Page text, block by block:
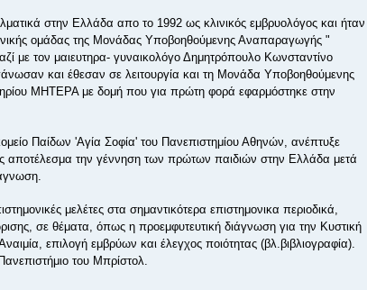
στην Ελλάδα απο το 1992 ως κλινικός εμβρυολόγος και ήταν
ομάδας της Μονάδας Υποβοηθούμενης Αναπαραγωγής "
με τον μαιευτηρα- γυναικολόγο Δημητρόπουλο Κωνσταντίνο
και έθεσαν σε λειτουργία και τη Μονάδα Υποβοηθούμενης
ΜΗΤΕΡΑ με δομή που για πρώτη φορά εφαρμόστηκε στην
Παίδων 'Αγία Σοφία' του Πανεπιστημίου Αθηνών, ανέπτυξε
αποτέλεσμα την γέννηση των πρώτων παιδιών στην Ελλάδα μετά
μελέτες στα σημαντικότερα επιστημονικα περιοδικά,
σε θέματα, όπως η προεμφυτευτική διάγνωση για την Κυστική
επιλογή εμβρύων και έλεγχος ποιότητας (βλ.βιβλιογραφία).
του Μπρίστολ.